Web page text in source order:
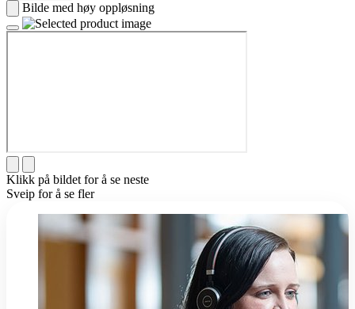
Bilde med høy oppløsning
Klikk på bildet for å se neste
Sveip for å se fler